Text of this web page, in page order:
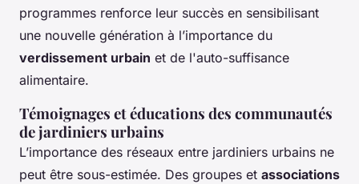
programmes renforce leur succès en sensibilisant
une nouvelle génération à l’importance du
verdissement urbain et de l'auto-suffisance
alimentaire.
Témoignages et éducations des communautés
de jardiniers urbains
L’importance des réseaux entre jardiniers urbains ne
peut être sous-estimée. Des groupes et associations